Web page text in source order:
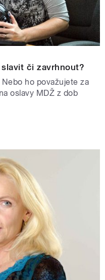
či zavrhnout?
ho považujete za
oslavy MDŽ z dob